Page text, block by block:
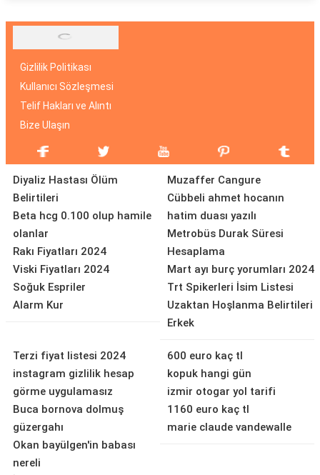
Gizlilik Politikası
Kullanıcı Sözleşmesi
Telif Hakları ve Alıntı
Bize Ulaşın
Diyaliz Hastası Ölüm
Belirtileri
Beta hcg 0.100 olup hamile
olanlar
Rakı Fiyatları 2024
Viski Fiyatları 2024
Soğuk Espriler
Alarm Kur
Muzaffer Cangure
Cübbeli ahmet hocanın
hatim duası yazılı
Metrobüs Durak Süresi
Hesaplama
Mart ayı burç yorumları 2024
Trt Spikerleri İsim Listesi
Uzaktan Hoşlanma Belirtileri
Erkek
Terzi fiyat listesi 2024
instagram gizlilik hesap
görme uygulamasız
Buca bornova dolmuş
güzergahı
Okan bayülgen'in babası
nereli
600 euro kaç tl
kopuk hangi gün
izmir otogar yol tarifi
1160 euro kaç tl
marie claude vandewalle